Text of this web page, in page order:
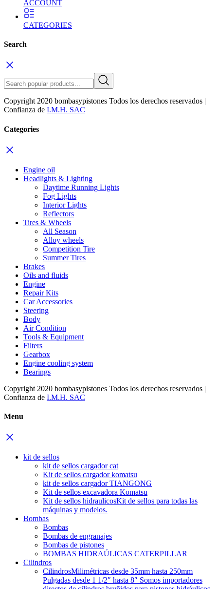
ACCOUNT
CATEGORIES
Search
Copyright 2020 bombasypistones Todos los derechos reservados |
Confianza de I.M.H. SAC
Categories
Engine oil
Headlights & Lighting
Daytime Running Lights
Fog Lights
Interior Lights
Reflectors
Tires & Wheels
All Season
Alloy wheels
Competition Tire
Summer Tires
Brakes
Oils and fluids
Engine
Repair Kits
Car Accessories
Steering
Body
Air Condition
Tools & Equipment
Filters
Gearbox
Engine cooling system
Bearings
Copyright 2020 bombasypistones Todos los derechos reservados |
Confianza de I.M.H. SAC
Menu
kit de sellos
kit de sellos cargador cat
Kit de sellos cargador komatsu
kit de sellos cargador TIANGONG
Kit de sellos excavadora Komatsu
Kit de sellos hidraulicosKit de sellos para todas las
máquinas y modelos.
Bombas
Bombas
Bombas de engranajes
Bombas de pistones
BOMBAS HIDRAÚLICAS CATERPILLAR
Cilindros
CilindrosMilimétricas desde 35mm hasta 250mm
Pulgadas desde 1 1/2″ hasta 8″ Somos importadores